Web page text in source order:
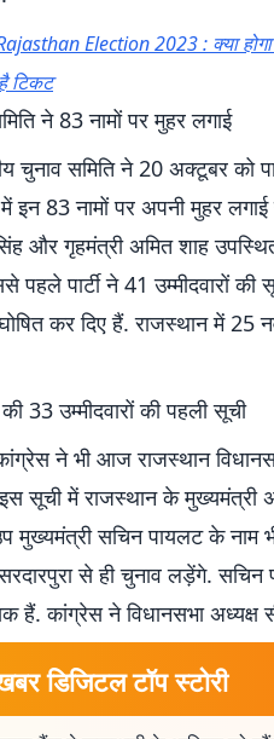
Election 2023 : क्या
टिकट
ने 83 नामों पर मुहर लगाई
चुनाव समिति ने 20 अक्टूबर को
83 नामों पर अपनी मुहर लगाई
और गृहमंत्री अमित शाह
पहले पार्टी ने 41 उम्मीदवारों की
कर दिए हैं. राजस्थान में 25
33 उम्मीदवारों की पहली सूची
ने भी आज राजस्थान
सूची में राजस्थान के मुख्यमंत्री
मुख्यमंत्री सचिन पायलट के
से ही चुनाव लड़ेंगे. सचिन
हैं. कांग्रेस ने विधानसभा अध्यक्ष
डिजिटल टॉप स्टोरी